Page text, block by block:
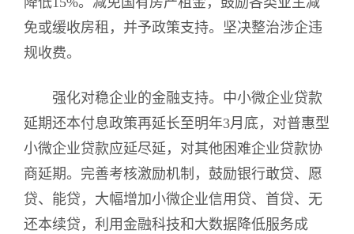
免或缓收房租，并予政策支持。坚决整治涉企违
规收费。
强化对稳企业的金融支持。中小微企业贷款
延期还本付息政策再延长至明年3月底，对普惠型
小微企业贷款应延尽延，对其他困难企业贷款协
商延期。完善考核激励机制，鼓励银行敢贷、愿
贷、能贷，大幅增加小微企业信用贷、首贷、无
还本续贷，利用金融科技和大数据降低服务成